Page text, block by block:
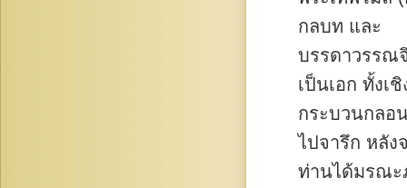
กลบท และ
บรรดาวรรณ
เป็นเอก ทั้งเชิ
กระบวนกลอ
ไปจารึก หลัง
ท่านได้มรณะ